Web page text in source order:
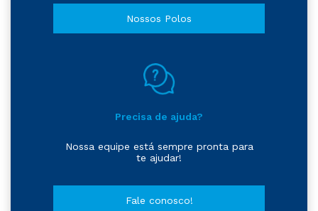
Nossos Polos
Precisa de ajuda?
Nossa equipe está sempre pronta para
te ajudar!
Fale conosco!